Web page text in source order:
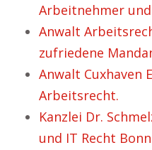
Arbeitnehmer
Anwalt
zufriedene
Anwalt Cuxhaven
Arbeitsrecht.
Kanzlei Dr.
und IT Recht